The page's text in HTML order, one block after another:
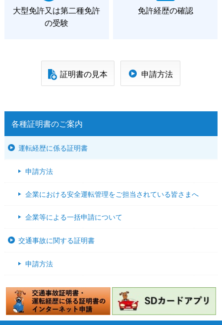
大型免許又は第二種免許
の受験
免許経歴の確認
証明書の見本 申請方法
各種証明書のご案内
運転経歴に係る証明書
申請方法
企業における安全運転管理をご担当されている皆さまへ
企業等による一括申請について
交通事故に関する証明書
申請方法